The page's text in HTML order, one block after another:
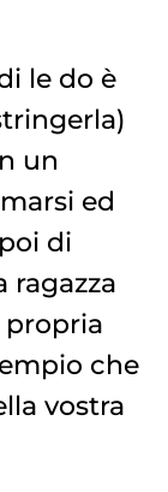
le do è
un
ed
di
ragazza
propria
che
vostra